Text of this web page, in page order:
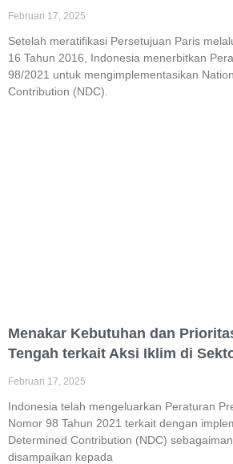
Februari 17, 2025
Setelah meratifikasi Persetujuan Paris
16 Tahun 2016, Indonesia menerbitkan
98/2021 untuk mengimplementasikan
Contribution (NDC).
Menakar Kebutuhan dan
Tengah terkait Aksi Iklim di
Februari 17, 2025
Indonesia telah mengeluarkan Peraturan
Nomor 98 Tahun 2021 terkait dengan
Determined Contribution (NDC)
disampaikan kepada